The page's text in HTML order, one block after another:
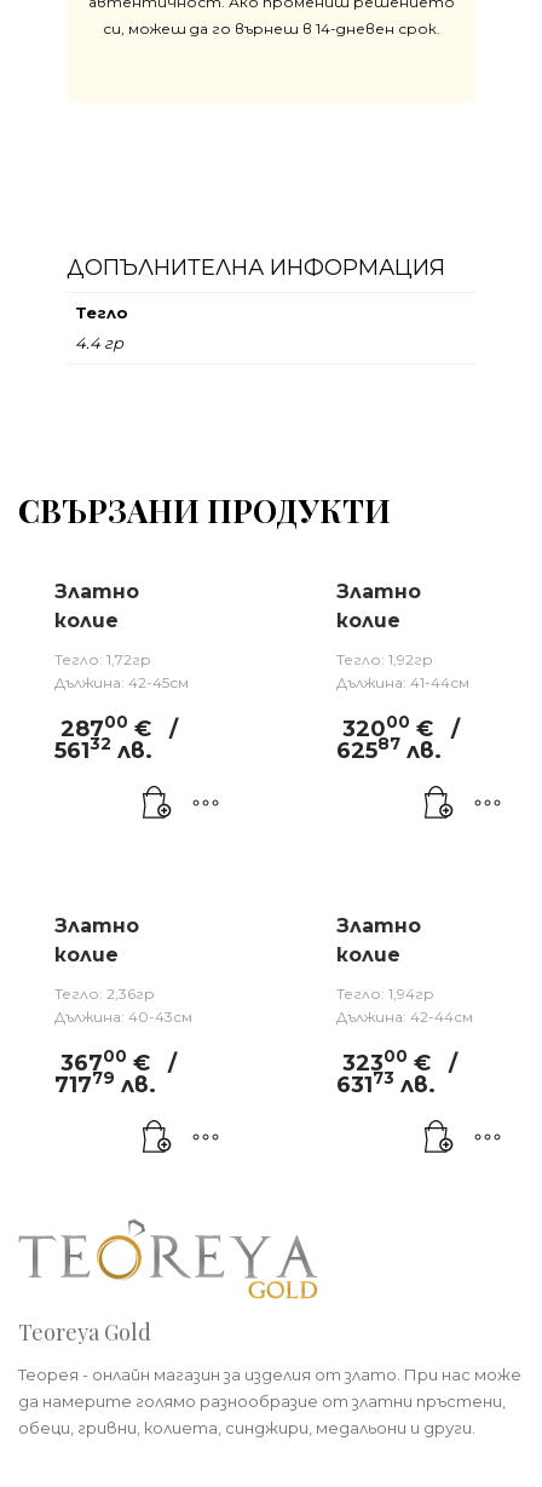
си, можеш да го върнеш в 14-дневен срок.
ДОПЪЛНИТЕЛНА ИНФОРМАЦИЯ
Тегло
4.4 гр
СВЪРЗАНИ ПРОДУКТИ
Златно
колие
Тегло: 1,72гр
Дължина: 42-45см
28700 €
/
56132 лв.
Златно
колие
Тегло: 1,92гр
Дължина: 41-44см
32000 €
/
62587 лв.
Златно
колие
Тегло: 2,36гр
Дължина: 40-43см
36700 €
/
71779 лв.
Златно
колие
Тегло: 1,94гр
Дължина: 42-44см
32300 €
/
63173 лв.
Teoreya Gold
Теорея - онлайн магазин за изделия от злато. При нас може
да намерите голямо разнообразие от златни пръстени,
обеци, гривни, колиета, синджири, медальони и други.